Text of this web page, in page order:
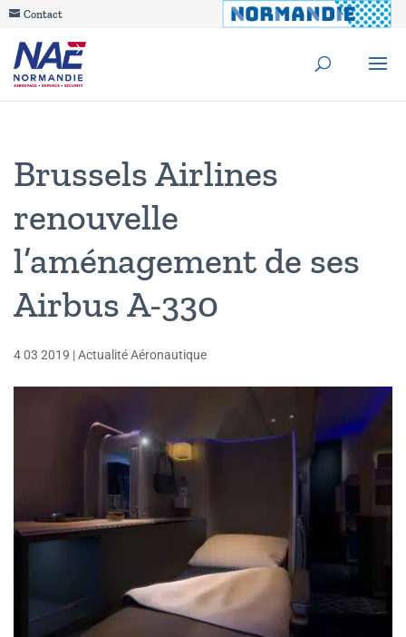
Contact
Brussels Airlines
renouvelle
l’aménagement de ses
Airbus A-330
4 03 2019 |Actualité Aéronautique